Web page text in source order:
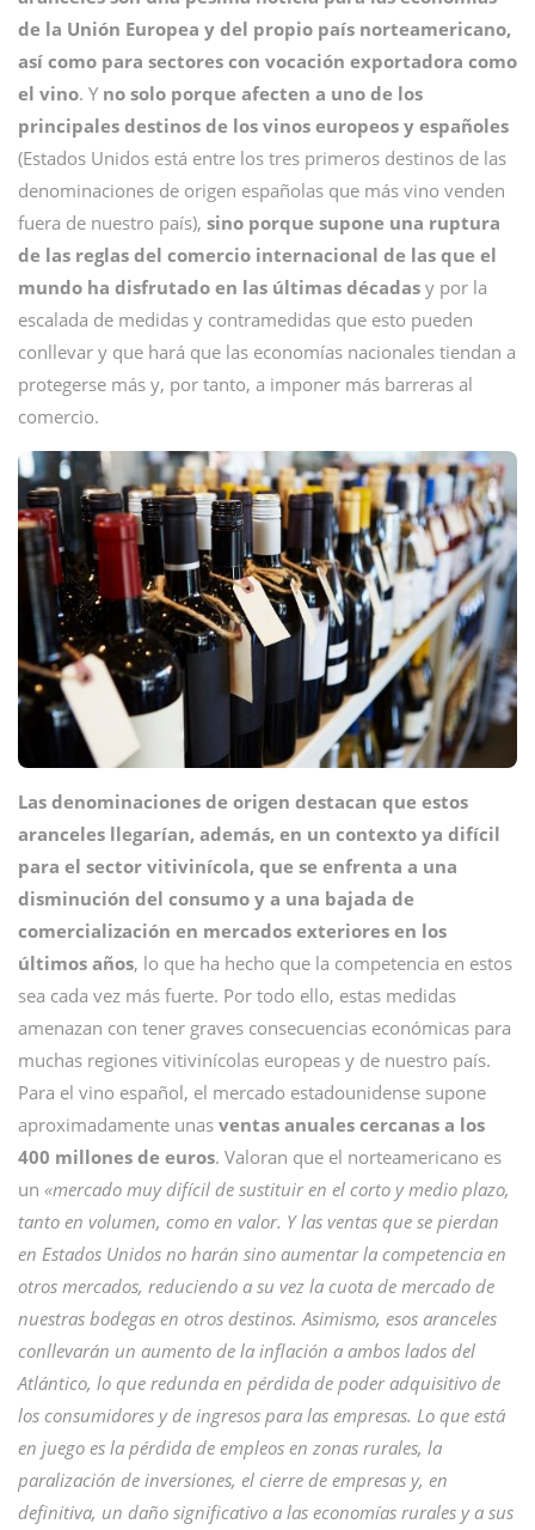
de la Unión Europea y del propio país norteamericano,
así como para sectores con vocación exportadora como
el vino. Y no solo porque afecten a uno de los
principales destinos de los vinos europeos y españoles
(Estados Unidos está entre los tres primeros destinos de las
denominaciones de origen españolas que más vino venden
fuera de nuestro país), sino porque supone una ruptura
de las reglas del comercio internacional de las que el
mundo ha disfrutado en las últimas décadas y por la
escalada de medidas y contramedidas que esto pueden
conllevar y que hará que las economías nacionales tiendan a
protegerse más y, por tanto, a imponer más barreras al
comercio.
Las denominaciones de origen destacan que estos
aranceles llegarían, además, en un contexto ya difícil
para el sector vitivinícola, que se enfrenta a una
disminución del consumo y a una bajada de
comercialización en mercados exteriores en los
últimos años, lo que ha hecho que la competencia en estos
sea cada vez más fuerte. Por todo ello, estas medidas
amenazan con tener graves consecuencias económicas para
muchas regiones vitivinícolas europeas y de nuestro país.
Para el vino español, el mercado estadounidense supone
aproximadamente unas ventas anuales cercanas a los
400 millones de euros. Valoran que el norteamericano es
un «mercado muy difícil de sustituir en el corto y medio plazo,
tanto en volumen, como en valor. Y las ventas que se pierdan
en Estados Unidos no harán sino aumentar la competencia en
otros mercados, reduciendo a su vez la cuota de mercado de
nuestras bodegas en otros destinos. Asimismo, esos aranceles
conllevarán un aumento de la inflación a ambos lados del
Atlántico, lo que redunda en pérdida de poder adquisitivo de
los consumidores y de ingresos para las empresas. Lo que está
en juego es la pérdida de empleos en zonas rurales, la
paralización de inversiones, el cierre de empresas y, en
definitiva, un daño significativo a las economías rurales y a sus